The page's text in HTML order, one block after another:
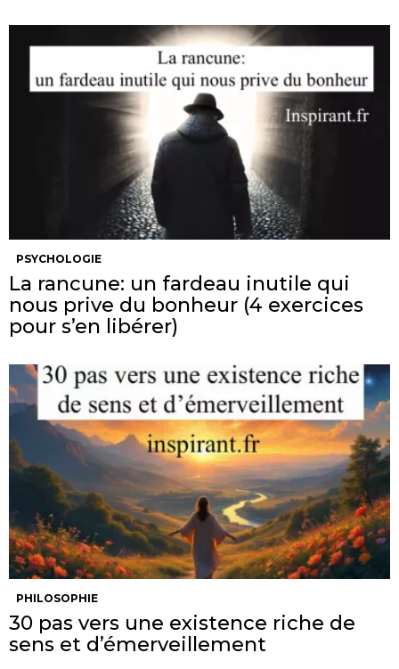
PSYCHOLOGIE
La rancune: un fardeau inutile qui
nous prive du bonheur (4 exercices
pour s’en libérer)
PHILOSOPHIE
30 pas vers une existence riche de
sens et d’émerveillement